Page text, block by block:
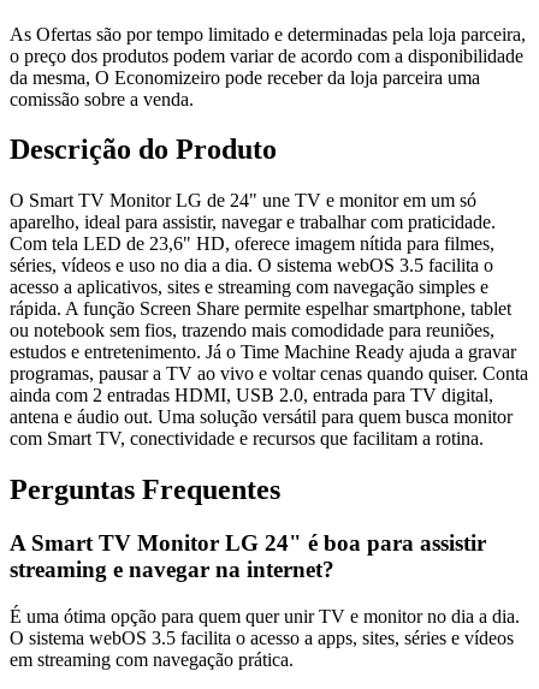
As Ofertas são por tempo limitado e determinadas pela loja parceira,
o preço dos produtos podem variar de acordo com a disponibilidade
da mesma, O Economizeiro pode receber da loja parceira uma
comissão sobre a venda.
Descrição do Produto
O Smart TV Monitor LG de 24" une TV e monitor em um só
aparelho, ideal para assistir, navegar e trabalhar com praticidade.
Com tela LED de 23,6" HD, oferece imagem nítida para filmes,
séries, vídeos e uso no dia a dia. O sistema webOS 3.5 facilita o
acesso a aplicativos, sites e streaming com navegação simples e
rápida. A função Screen Share permite espelhar smartphone, tablet
ou notebook sem fios, trazendo mais comodidade para reuniões,
estudos e entretenimento. Já o Time Machine Ready ajuda a gravar
programas, pausar a TV ao vivo e voltar cenas quando quiser. Conta
ainda com 2 entradas HDMI, USB 2.0, entrada para TV digital,
antena e áudio out. Uma solução versátil para quem busca monitor
com Smart TV, conectividade e recursos que facilitam a rotina.
Perguntas Frequentes
A Smart TV Monitor LG 24" é boa para assistir
streaming e navegar na internet?
É uma ótima opção para quem quer unir TV e monitor no dia a dia.
O sistema webOS 3.5 facilita o acesso a apps, sites, séries e vídeos
em streaming com navegação prática.